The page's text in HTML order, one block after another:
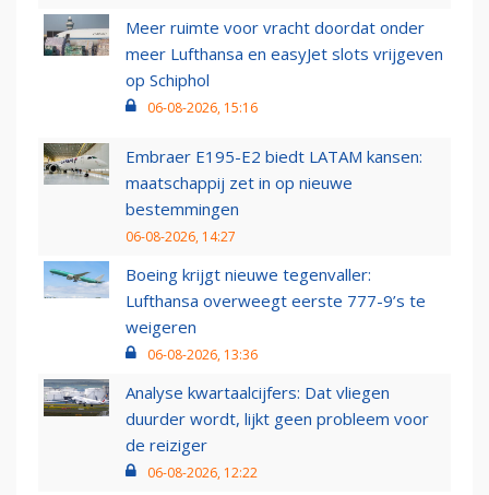
Meer ruimte voor vracht doordat onder
meer Lufthansa en easyJet slots vrijgeven
op Schiphol
06-08-2026, 15:16
Embraer E195-E2 biedt LATAM kansen:
maatschappij zet in op nieuwe
bestemmingen
06-08-2026, 14:27
Boeing krijgt nieuwe tegenvaller:
Lufthansa overweegt eerste 777-9’s te
weigeren
06-08-2026, 13:36
Analyse kwartaalcijfers: Dat vliegen
duurder wordt, lijkt geen probleem voor
de reiziger
06-08-2026, 12:22